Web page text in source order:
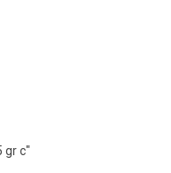
gr c"